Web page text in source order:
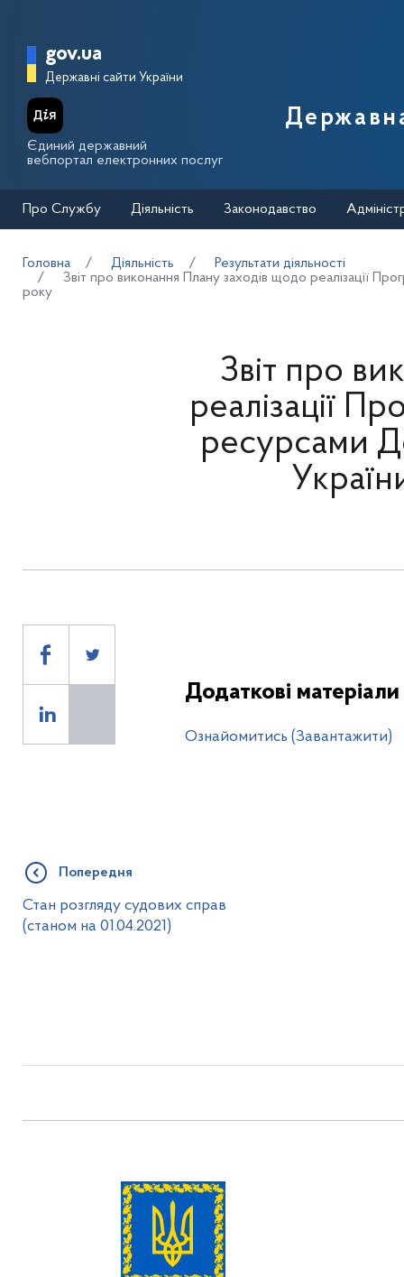
Головна сторінка Державної
gov.ua
Державні сайти України
Єдиний державний
вебпортал електронних послуг
Про Службу Діяльність Законодавство
Головна Діяльність
Результати діяльності
Звіт про виконання Плану заходів щодо реалізації
року
Звіт про
реалізації
ресурсами
Додаткові матеріали
Ознайомитись (Завантажити)
Попередня
Стан розгляду судових справ
(станом на 01.04.2021)